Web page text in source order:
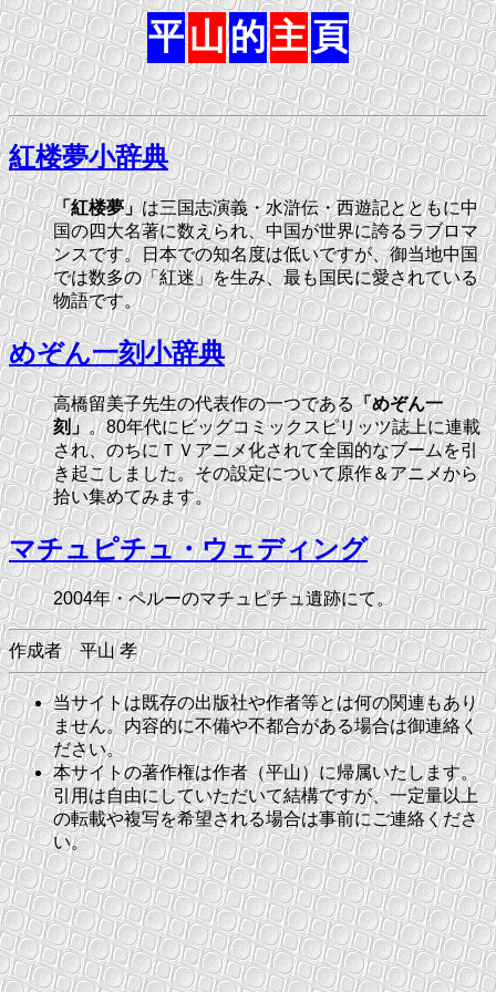
平山 的主頁
紅楼夢小辞典
「紅楼夢」は三国志演義・水滸伝・西遊記とともに中
国の四大名著に数えられ、中国が世界に誇るラブロマ
ンスです。日本での知名度は低いですが、御当地中国
では数多の「紅迷」を生み、最も国民に愛されている
物語です。
めぞん一刻小辞典
高橋留美子先生の代表作の一つである「めぞん一
刻」 。80年代にビッグコミックスピリッツ誌上に連載
され、のちにＴＶアニメ化されて全国的なブームを引
き起こしました。その設定について原作＆アニメから
拾い集めてみます。
マチュピチュ・ウェディング
2004年・ペルーのマチュピチュ遺跡にて。
作成者 平山 孝
当サイトは既存の出版社や作者等とは何の関連もあり
ません。内容的に不備や不都合がある場合は御連絡く
ださい。
本サイトの著作権は作者（平山）に帰属いたします。
引用は自由にしていただいて結構ですが、一定量以上
の転載や複写を希望される場合は事前にご連絡くださ
い。